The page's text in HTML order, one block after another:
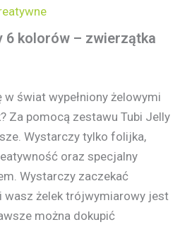
6 kolorów – zwierzątka
świat wypełniony żelowymi
Za pomocą zestawu Tubi Jelly
Wystarczy tylko folijka,
oraz specjalny
Wystarczy zaczekać
wasz żelek trójwymiarowy jest
można dokupić